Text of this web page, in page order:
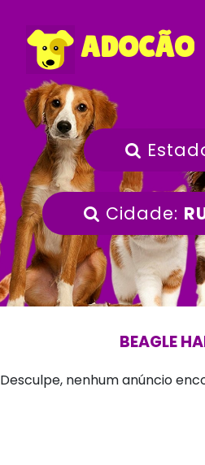
ADOCÃO
Cidade:
BEAGLE
Desculpe, nenhum anúncio